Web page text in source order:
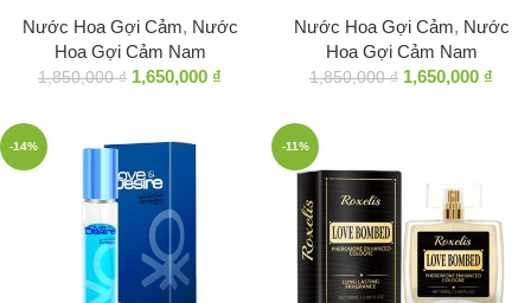
Nước Hoa Gợi Cảm, Nước
Hoa Gợi Cảm Nam
1,850,000₫ 1,650,000 ₫
Nước Hoa Gợi Cảm, Nước
Hoa Gợi Cảm Nam
1,850,000₫ 1,650,000 ₫
-14% -11%